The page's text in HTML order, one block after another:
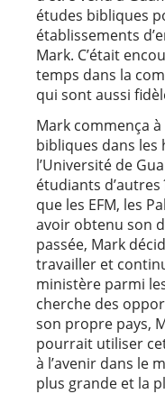
études bibliques
établissements
Mark. C’était
temps dans la
qui sont aussi
Mark commença
bibliques dans les
l’Université de
étudiants
que les EFM, les
avoir obtenu son
passée, Mark
travailler et
ministère parmi
cherche des
son propre pays,
pourrait utiliser
à l’avenir dans le
plus grande et la